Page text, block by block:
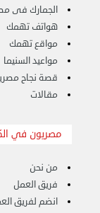
الخميس 14 سبتمبر 2023 03:06 م
الجمارك فى
هواتف تهمك
مواقع تهمك
مواعيد السنيما
قصة نجاح
مقالات
مصريون في
من نحن
فريق العمل
انضم لفريق